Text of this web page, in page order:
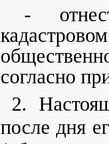
-
согласно
2.
после дня